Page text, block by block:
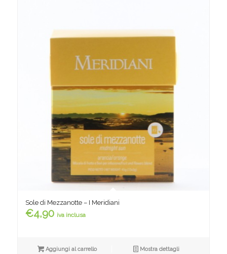
Sole di Mezzanotte – I Meridiani
€4,90 iva inclusa
Aggiungi al carrello Mostra dettagli